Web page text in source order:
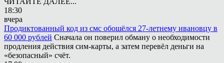
18:30
вчера
Продиктованный код из смс обошёлся 27-летнему ивановцу в
60 000 рублей Сначала он поверил обману о необходимости
продления действия сим-карты, а затем перевёл деньги на
«безопасный» счёт.